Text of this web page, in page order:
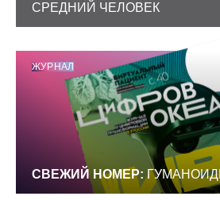
СРЕДНИЙ ЧЕЛОВЕК
ЖУРНАЛ
СВЕЖИЙ НОМЕР: